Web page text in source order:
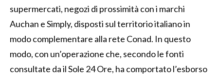
supermercati, negozi di prossimità con i marchi
Auchan e Simply, disposti sul territorio italiano in
modo complementare alla rete Conad. In questo
modo, con un’operazione che, secondo le fonti
consultate da il Sole 24 Ore, ha comportato l’esborso